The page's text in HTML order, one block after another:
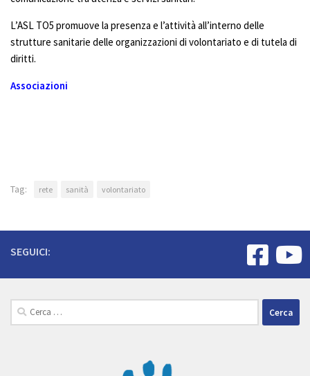
L’ASL TO5 promuove la presenza e l’attività all’interno delle
strutture sanitarie delle organizzazioni di volontariato e di tutela di
diritti.
Associazioni
Tag: rete sanità volontariato
SEGUICI:
Ricerca
per: